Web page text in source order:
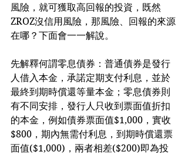
風險，就可獲取高回報的投資，既然
ZROZ沒信用風險，那風險、回報的來源
在哪？下面會一一解說。
先解釋何謂零息債券：普通債券是發行
人借入本金，承諾定期支付利息，並於
最終到期時償還等量本金；零息債券則
有不同安排，發行人只收到票面值折扣
的本金，例如債券票面值$1,000，實收
$800，期內無需付利息，到期時償還票
面值($1,000)，兩者相差($200)即為投